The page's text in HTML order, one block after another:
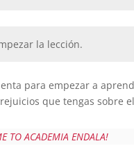
la lección.
para empezar a
que tengas sobre
TO ACADEMIA ENDALA!